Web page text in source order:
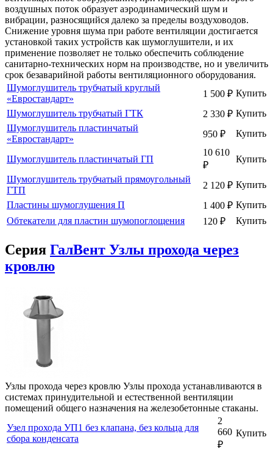
воздушных поток образует аэродинамический шум и
вибрации, разносящийся далеко за пределы воздуховодов.
Снижение уровня шума при работе вентиляции достигается
установкой таких устройств как шумоглушители, и их
применение позволяет не только обеспечить соблюдение
санитарно-технических норм на производстве, но и увеличить
срок безаварийной работы вентиляционного оборудования.
Шумоглушитель трубчатый круглый
«Евростандарт»
1 500 ₽ Купить
Шумоглушитель трубчатый ГТК
2 330 ₽ Купить
Шумоглушитель пластинчатый
«Евростандарт»
950 ₽ Купить
Шумоглушитель пластинчатый ГП
10 610
₽
Купить
Шумоглушитель трубчатый прямоугольный
ГТП
2 120 ₽ Купить
Пластины шумоглушения П
1 400 ₽ Купить
Обтекатели для пластин шумопоглощения
120 ₽ Купить
Серия ГалВент Узлы прохода через
кровлю
Узлы прохода через кровлю Узлы прохода устанавливаются в
системах принудительной и естественной вентиляции
помещений общего назначения на железобетонные стаканы.
Узел прохода УП1 без клапана, без кольца для
сбора конденсата
2
660
₽
Купить